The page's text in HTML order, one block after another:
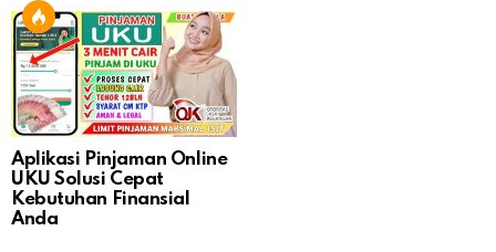
Aplikasi Pinjaman Online
UKU Solusi Cepat
Kebutuhan Finansial
Anda